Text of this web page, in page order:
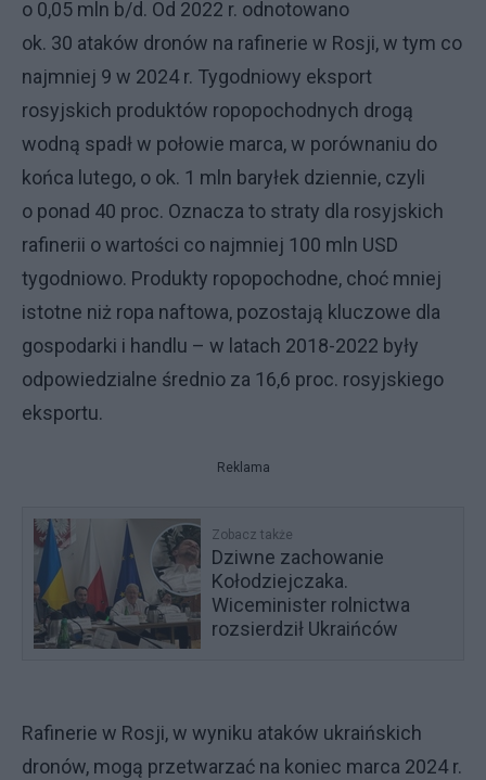
o 0,05 mln b/d. Od 2022 r. odnotowano
ok. 30 ataków dronów na rafinerie w Rosji, w tym co
najmniej 9 w 2024 r. Tygodniowy eksport
rosyjskich produktów ropopochodnych drogą
wodną spadł w połowie marca, w porównaniu do
końca lutego, o ok. 1 mln baryłek dziennie, czyli
o ponad 40 proc. Oznacza to straty dla rosyjskich
rafinerii o wartości co najmniej 100 mln USD
tygodniowo. Produkty ropopochodne, choć mniej
istotne niż ropa naftowa, pozostają kluczowe dla
gospodarki i handlu – w latach 2018-2022 były
odpowiedzialne średnio za 16,6 proc. rosyjskiego
eksportu.
Reklama
Zobacz także
Dziwne zachowanie
Kołodziejczaka.
Wiceminister rolnictwa
rozsierdził Ukraińców
Rafinerie w Rosji, w wyniku ataków ukraińskich
dronów, mogą przetwarzać na koniec marca 2024 r.